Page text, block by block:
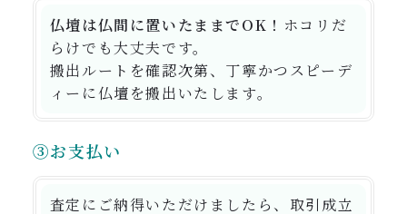
仏壇は仏間に置いたままでOK！ ホコリだ
らけでも大丈夫です。
搬出ルートを確認次第、丁寧かつスピーデ
ィーに仏壇を搬出いたします。
③お支払い
査定にご納得いただけましたら、取引成立